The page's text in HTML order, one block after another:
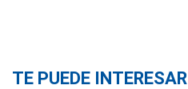
TE PUEDE INTERESAR